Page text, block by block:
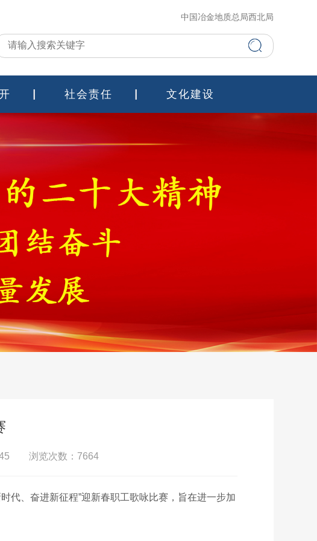
中国冶金地质总局西北局
社会责任 文化建设
浏览次数：7664
时代、奋进新征程”迎新春职工歌咏比赛 ，旨在进一步加